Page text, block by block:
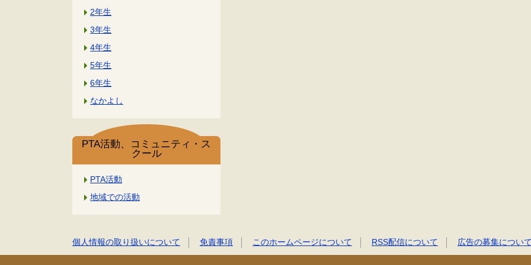
2年生
3年生
4年生
5年生
6年生
なかよし
PTA活動、コミュニティ・ス
クール
PTA活動
地域での活動
個人情報の取り扱いについて 免責事項 このホームページについて RSS配信について 広告の募集につい